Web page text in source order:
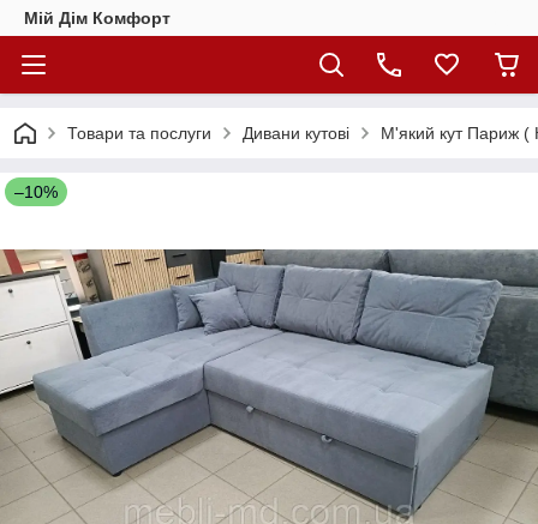
Мій Дім Комфорт
Товари та послуги Дивани кутові М'який кут Париж (
–10%